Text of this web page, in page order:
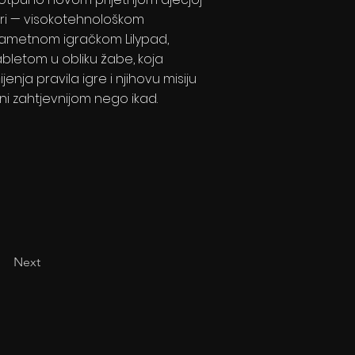
— visokotehnološkom
igračkom Lilypad,
u obliku žabe, koja
pravila igre i njihovu misiju
zahtjevnijom nego ikad.
Next